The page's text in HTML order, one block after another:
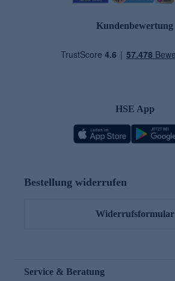
Kundenbewertung
HSE App
Bestellung widerrufen
Widerrufsformular
Service & Beratung